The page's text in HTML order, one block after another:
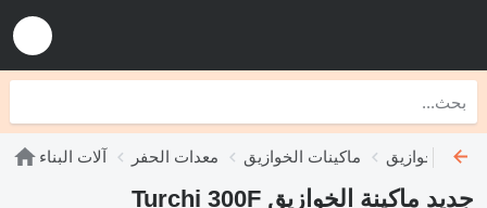
آلات البناء معدات الحفر ماكينات الخوازيق
جديد ماكينة الخوازيق Turchi 300F